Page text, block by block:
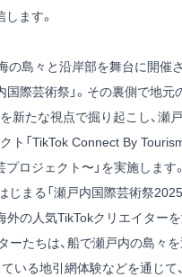
ます。
の島々と沿岸部を舞台に開催
国際芸術祭」。その裏側で地元
新たな視点で掘り起こし、瀬
ト「TikTok Connect By
プロジェクト〜」を実施します。
じまる「瀬戸内国際芸術祭
外の人気TikTokクリエイター
ーたちは、船で瀬戸内の島々
いる地引網体験などを通じて